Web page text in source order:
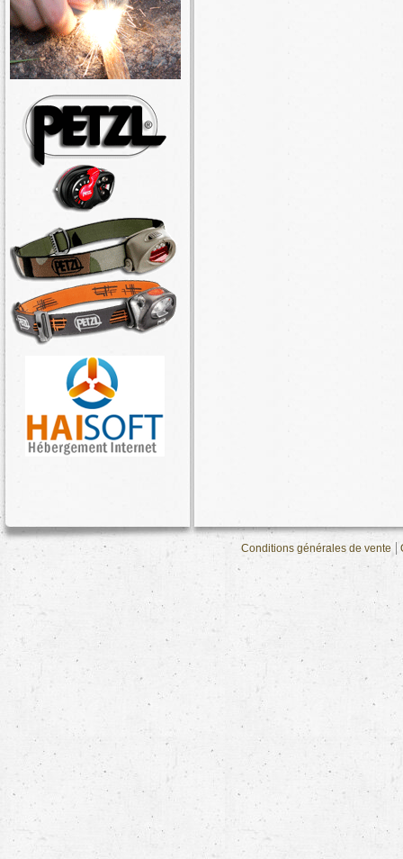
Conditions générales de vente